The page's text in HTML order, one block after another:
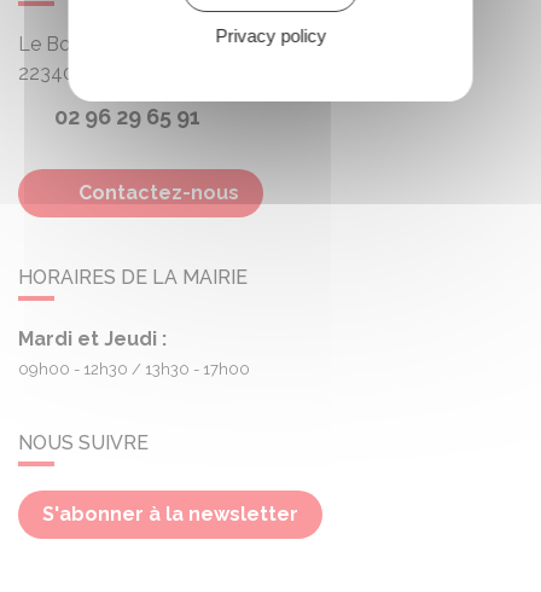
Le Bourg
22340
02 96 29 65 91
Contactez-nous
HORAIRES DE LA MAIRIE
Mardi et Jeudi :
09h00 - 12h30 13h30 - 17h00
NOUS SUIVRE
S'abonner à la newsletter
Privacy policy